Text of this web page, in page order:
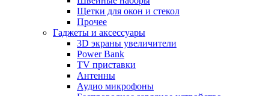
Щетки для окон и стекол
Прочее
Гаджеты и аксессуары
3D экраны увеличители
Power Bank
TV приставки
Антенны
Аудио микрофоны